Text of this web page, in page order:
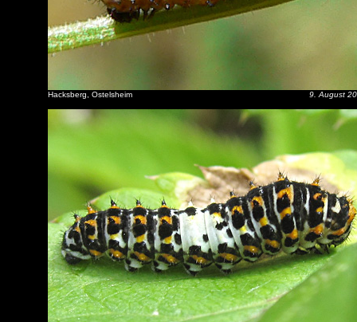
Hacksberg, Ostelsheim 9. August